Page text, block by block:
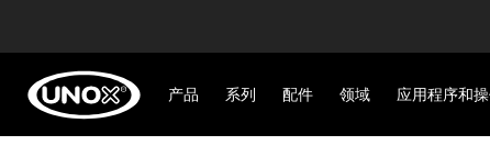
产品 系列 配件 领域 应用程序和